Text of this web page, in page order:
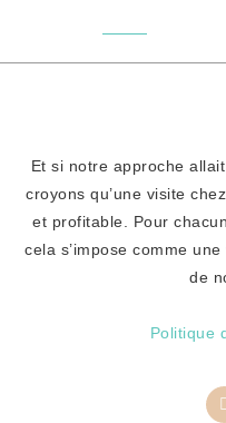
Et si notre approche
croyons qu’une visite
et profitable. Pour
cela s’impose comme
de
Politique